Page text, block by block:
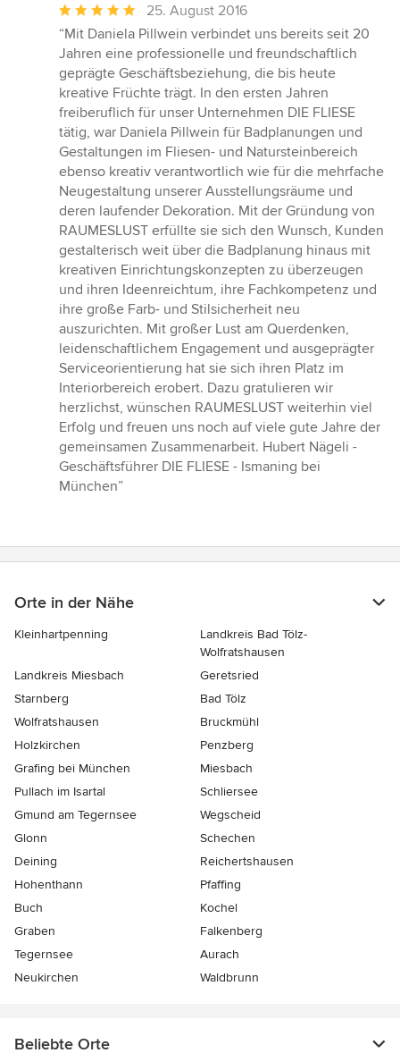
Durchschnittliche
Bewertung:
5
von
5
Sternen
25. August 2016
“Mit Daniela Pillwein verbindet uns bereits seit 20
Jahren eine professionelle und freundschaftlich
geprägte Geschäftsbeziehung, die bis heute
kreative Früchte trägt. In den ersten Jahren
freiberuflich für unser Unternehmen DIE FLIESE
tätig, war Daniela Pillwein für Badplanungen und
Gestaltungen im Fliesen- und Natursteinbereich
ebenso kreativ verantwortlich wie für die mehrfache
Neugestaltung unserer Ausstellungsräume und
deren laufender Dekoration. Mit der Gründung von
RAUMESLUST erfüllte sie sich den Wunsch, Kunden
gestalterisch weit über die Badplanung hinaus mit
kreativen Einrichtungskonzepten zu überzeugen
und ihren Ideenreichtum, ihre Fachkompetenz und
ihre große Farb- und Stilsicherheit neu
auszurichten. Mit großer Lust am Querdenken,
leidenschaftlichem Engagement und ausgeprägter
Serviceorientierung hat sie sich ihren Platz im
Interiorbereich erobert. Dazu gratulieren wir
herzlichst, wünschen RAUMESLUST weiterhin viel
Erfolg und freuen uns noch auf viele gute Jahre der
gemeinsamen Zusammenarbeit. Hubert Nägeli -
Geschäftsführer DIE FLIESE - Ismaning bei
München”
Orte in der Nähe
Kleinhartpenning
Landkreis Bad Tölz-
Wolfratshausen
Landkreis Miesbach
Geretsried
Starnberg
Bad Tölz
Wolfratshausen
Bruckmühl
Holzkirchen
Penzberg
Grafing bei München
Miesbach
Pullach im Isartal
Schliersee
Gmund am Tegernsee
Wegscheid
Glonn
Schechen
Deining
Reichertshausen
Hohenthann
Pfaffing
Buch
Kochel
Graben
Falkenberg
Tegernsee
Aurach
Neukirchen
Waldbrunn
Beliebte Orte